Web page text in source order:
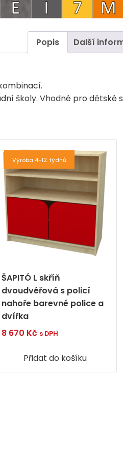
Popis Další
školy. Vhodné pro
Výroba 4-12. týdnů
ŠAPITÓ L skříň
dvoudvéřová s policí
nahoře barevné police a
dvířka
8 670 Kč s DPH
Přidat do košíku